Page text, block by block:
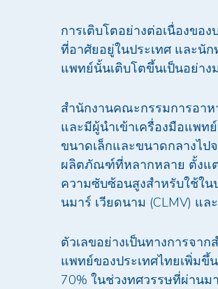
การเติบโตอย่างต่อเนื่องขอ
ที่อาศัยอยู่ในประเทศ และนัก
แพทย์นั้นเติบโตขึ้นเป็นอย่าง
สำนักงานคณะกรรมการอา
และมีผู้นำเข้าเครื่องมือแพท
ขนาดเล็กและขนาดกลางไ
ผลิตภัณฑ์ที่หลากหลาย ตั้งแ
ความซับซ้อนสูงสำหรับใช้ใน
นมาร์ เวียดนาม (CLMV) แล
ตัวเลขอย่างเป็นทางการจา
แพทย์ของประเทศไทยเพิ่มขึ้
70% ในช่วงทศวรรษที่ผ่านม